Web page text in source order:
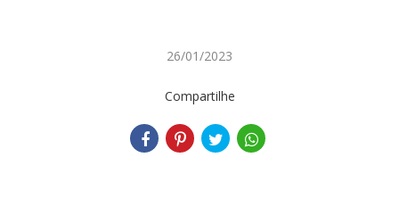
26/01/2023
Compartilhe